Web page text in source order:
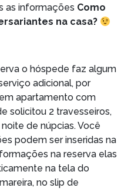
as informações Como
na casa?
o hóspede faz algum
adicional, por
apartamento com
solicitou 2 travesseiros,
de núpcias. Você
podem ser inseridas na
na reserva elas
na tela do
no slip de